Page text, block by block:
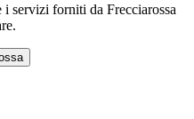
servizi forniti da Frecciarossa